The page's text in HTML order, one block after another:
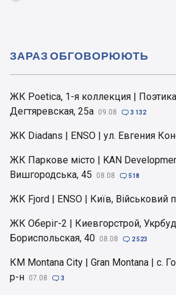
ЖК Poetica, 1-я коллекция | Поэтика
Дегтяревская, 25а 09.08  3 132
ЖК Diadans | ENSO | ул. Евгения
ЖК Паркове місто | KAN
Вишгородська, 45
08.08  518
ЖК Fjord | ENSO | Київ, Військовий
ЖК Оберіг-2 | Киевгорстрой,
Бориспольская, 40 08.08  2 523
КМ Montana City | Gran Montana | с.
р-н 07.08  3
ЗАРАЗ ОБГОВОРЮЮТЬ